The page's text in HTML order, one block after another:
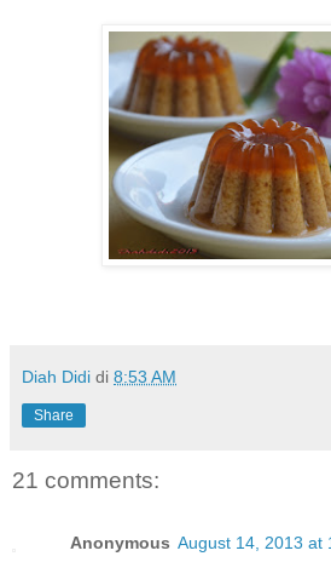
Diah Didi di 8:53 AM
Share
21 comments:
Anonymous August 14, 2013 at